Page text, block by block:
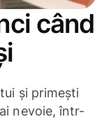
când
și primești
nevoie, într-